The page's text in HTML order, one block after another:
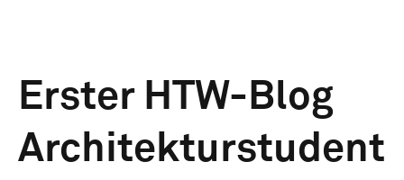
Erster HTW-Blog
Architekturstudent